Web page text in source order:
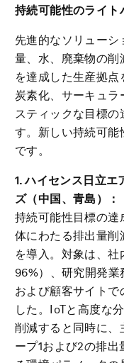
持続可能性のライト
先進的なソリューシ
量、水、廃棄物の削
を達成した生産拠
炭素化、サーキュラ
スティックな目標
す。新しい持続可能
です。
1. ハイセンス日立
ズ（中国、青島）：
持続可能性目標の達
体にわたる排出量削
を導入。対象は、社
96%）、研究開発業
および顧客サイト
した。IoTと高度な
削減すると同時に、
ープ1および2の排